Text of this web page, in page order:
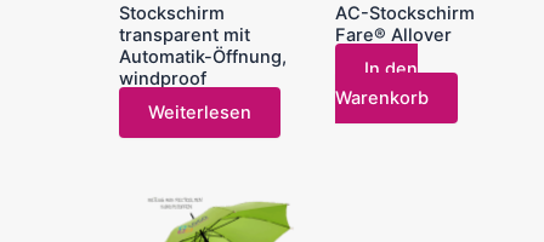
Stockschirm
transparent mit
Automatik-Öffnung,
windproof
Weiterlesen
AC-Stockschirm
Fare® Allover
In den
Warenkorb